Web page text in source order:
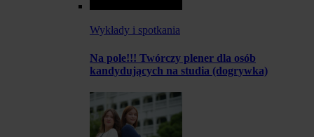
Wykłady i spotkania
Na pole!!! Twórczy plener dla osób
kandydujących na studia (dogrywka)